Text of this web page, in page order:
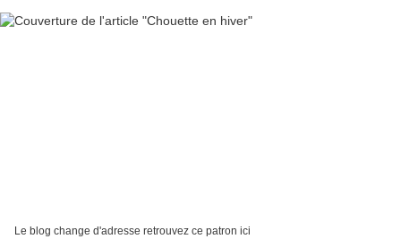
Le blog change d'adresse retrouvez ce patron ici